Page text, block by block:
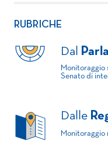
RUBRICHE
Dal
Monitoraggio
Senato di
Dalle
Monitoraggio